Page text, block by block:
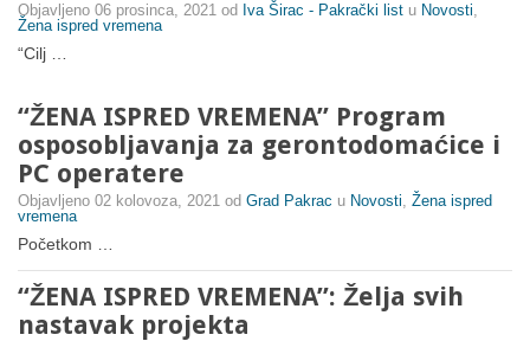
Objavljeno 06 prosinca, 2021 od Iva Širac - Pakrački list u Novosti,
Žena ispred vremena
“Cilj …
“ŽENA ISPRED VREMENA” Program
osposobljavanja za gerontodomaćice i
PC operatere
Objavljeno 02 kolovoza, 2021 od Grad Pakrac u Novosti, Žena ispred
vremena
Početkom …
“ŽENA ISPRED VREMENA”: Želja svih
nastavak projekta